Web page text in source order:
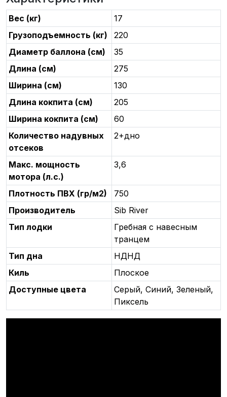
Вес (кг)
17
Грузоподъемность (кг)
220
Диаметр баллона (см)
35
Длина (см)
275
Ширина (см)
130
Длина кокпита (см)
205
Ширина кокпита (см)
60
Количество надувных
отсеков
2+дно
Макс. мощность
мотора (л.с.)
3,6
Плотность ПВХ (гр/м2)
750
Производитель
Sib River
Тип лодки
Гребная с навесным
транцем
Тип дна
НДНД
Киль
Плоское
Доступные цвета
Серый, Синий, Зеленый,
Пиксель